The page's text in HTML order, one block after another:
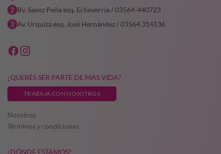
Bv. Saenz Peña esq. Echeverría / 03564-440723
Av. Urquiza esq. José Hernández / 03564 314136
¿QUERÉS SER PARTE DE MÁS VIDA?
TRABAJA CON NOSOTROS
Nosotros
Términos y condiciones
¿DÓNDE ESTAMOS?